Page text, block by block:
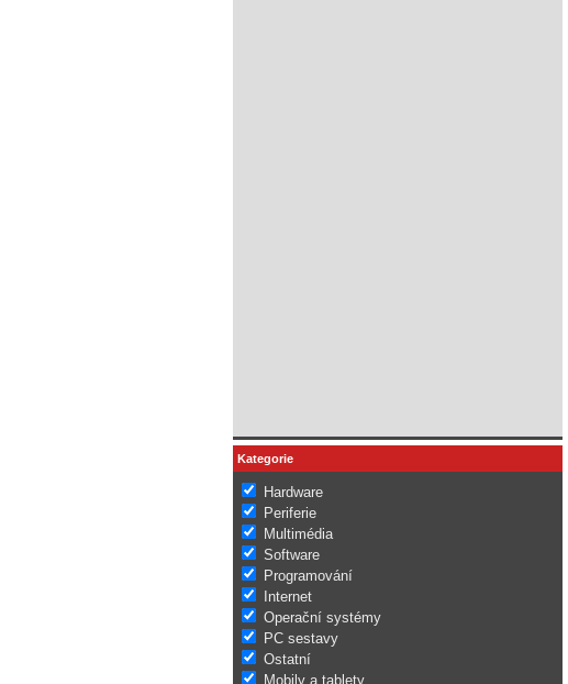
Kategorie
Hardware
Periferie
Multimédia
Software
Programování
Internet
Operační systémy
PC sestavy
Ostatní
Mobily a tablety